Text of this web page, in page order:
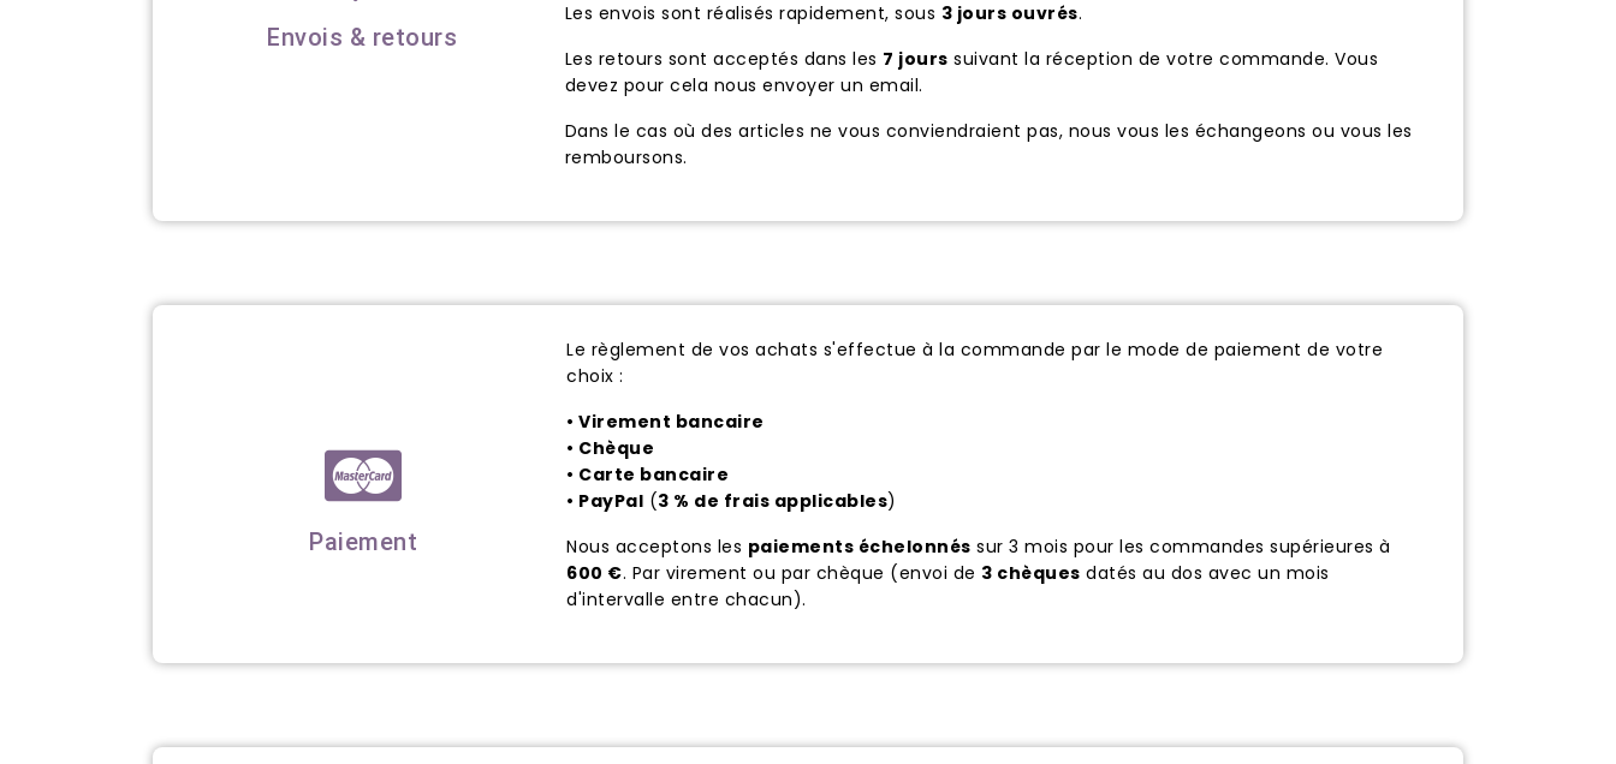
Envois & retours
Les envois sont réalisés rapidement, sous 3 jours ouvrés.
Les retours sont acceptés dans les 7 jours suivant la réception de votre commande. Vous
devez pour cela nous envoyer un email.
Dans le cas où des articles ne vous conviendraient pas, nous vous les échangeons ou vous les
remboursons.
Paiement
Le règlement de vos achats s'effectue à la commande par le mode de paiement de votre
choix :
• Virement bancaire
• Chèque
• Carte bancaire
• PayPal (3 % de frais applicables)
Nous acceptons les paiements échelonnés sur 3 mois pour les commandes supérieures à
600 €. Par virement ou par chèque (envoi de 3 chèques datés au dos avec un mois
d'intervalle entre chacun).